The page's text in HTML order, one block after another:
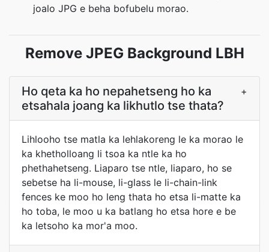
joalo JPG e beha bofubelu morao.
Remove JPEG Background LBH
Ho qeta ka ho nepahetseng ho ka
etsahala joang ka likhutlo tse thata?
+
Lihlooho tse matla ka lehlakoreng le ka morao le
ka khetholloang li tsoa ka ntle ka ho
phethahetseng. Liaparo tse ntle, liaparo, ho se
sebetse ha li-mouse, li-glass le li-chain-link
fences ke moo ho leng thata ho etsa li-matte ka
ho toba, le moo u ka batlang ho etsa hore e be
ka letsoho ka mor'a moo.